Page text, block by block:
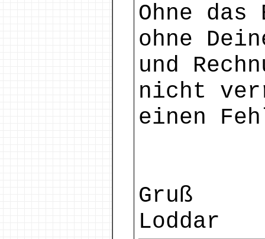
Ohne
ohne
und
nicht
einen
Gruß
Loddar